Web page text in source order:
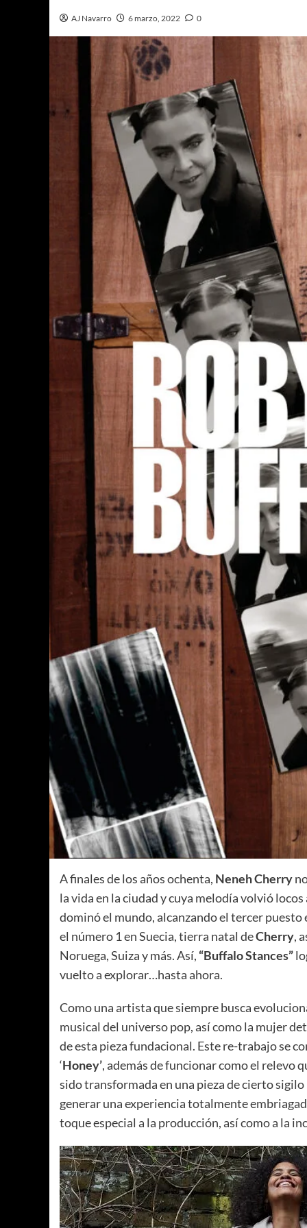
AJ Navarro 6 marzo, 2022 0
A finales de los años ochenta, Neneh Cherry
la vida en la ciudad y cuya melodía volvió
dominó el mundo, alcanzando el tercer
el número 1 en Suecia, tierra natal deCherry,
Noruega, Suiza y más. Así, “Buffalo Stances”
vuelto a explorar…hasta ahora.
Como una artista que siempre busca
musical del universo pop, así como la mujer
de esta pieza fundacional. Este re-trabajo se
‘Honey’, además de funcionar como el relevo
sido transformada en una pieza de cierto
generar una experiencia totalmente
toque especial a la producción, así como a la